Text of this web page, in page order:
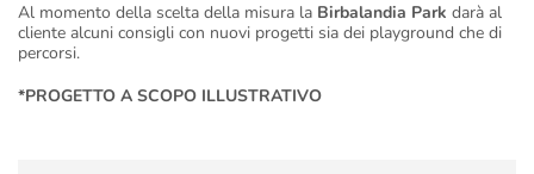
Al momento della scelta della misura la Birbalandia Park darà al
cliente alcuni consigli con nuovi progetti sia dei playground che di
percorsi.
*PROGETTO A SCOPO ILLUSTRATIVO